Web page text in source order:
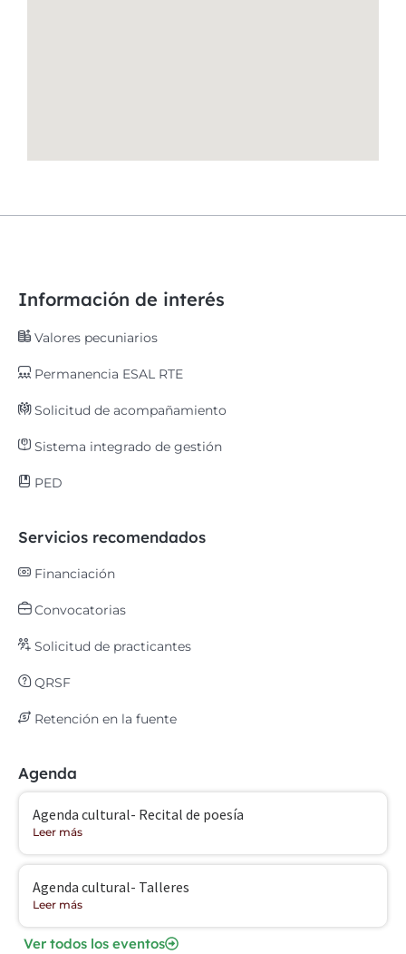
Información de interés
Valores pecuniarios
Permanencia ESAL RTE
Solicitud de acompañamiento
Sistema integrado de gestión
PED
Servicios recomendados
Financiación
Convocatorias
Solicitud de practicantes
QRSF
Retención en la fuente
Agenda
Agenda cultural- Recital de poesía
Leer más
Agenda cultural- Talleres
Leer más
Ver todos los eventos